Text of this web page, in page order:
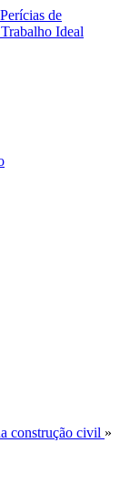
construção civil »